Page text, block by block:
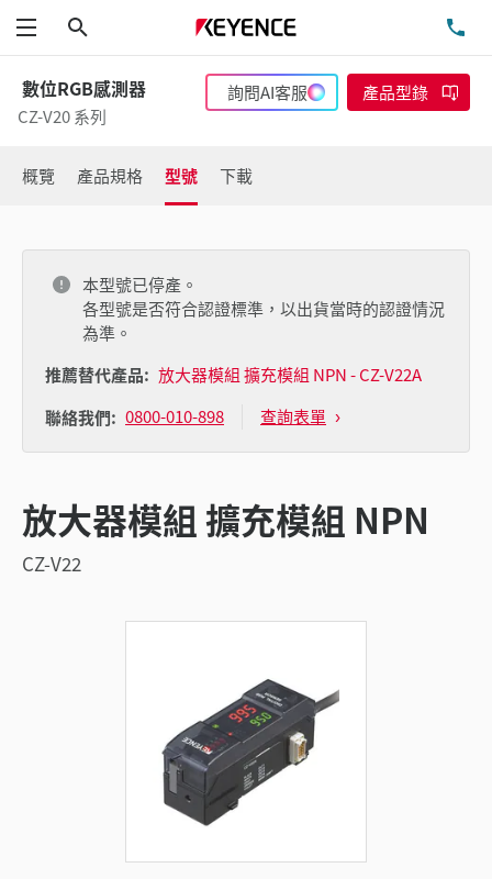
功能表
數位RGB感測器
CZ-V20 系列
詢問AI客服 產品型錄
概覽 產品規格 型號 下載
本型號已停產。
各型號是否符合認證標準，以出貨當時的認證情況
為準。
推薦替代產品: 放大器模組 擴充模組 NPN - CZ-V22A
聯絡我們: 0800-010-898 查詢表單
放大器模組 擴充模組 NPN
CZ-V22